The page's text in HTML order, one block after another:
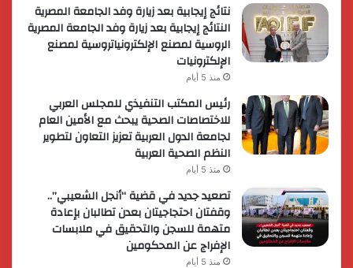
نتائج إيجابية بعد زيارة وفد الجامعة المصرية
النتائج إيجابية بعد زيارة وفد الجامعة المصرية
الروسية لمصنع الإلكترونياتروسية لمصنع
الإلكترونيات
منذ 5 أيام
رئيس المكتب التنفيذي للمجلس العربي
للاختصاصات الصحية يبحث مع الأمين العام
لجامعة الدول العربية تعزيز التعاون لتطوير
النظم الصحية العربية
منذ 5 أيام
تصعيد جديد في قضية “أنجل الشعيبي”..
وقفتان احتجاجيتان بعدن تطالبان بإعادة
متهمة للسجن والتحقيق في ملابسات
الإفراج عن المحكومين
منذ 5 أيام